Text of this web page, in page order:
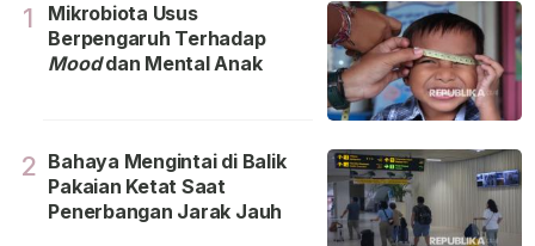
1
Mikrobiota Usus
Berpengaruh Terhadap
Mooddan Mental Anak
2 Bahaya Mengintai di Balik
Pakaian Ketat Saat
Penerbangan Jarak Jauh